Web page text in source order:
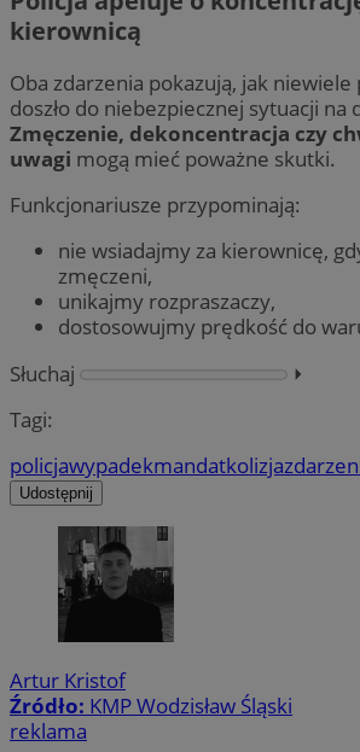
kierownicą
Oba zdarzenia pokazują, jak
doszło do niebezpiecznej sytuacji na
Zmęczenie, dekoncentracja czy
uwagi mogą mieć poważne skutki.
Funkcjonariusze przypominają:
nie wsiadajmy za kierownicę,
zmęczeni,
unikajmy rozpraszaczy,
dostosowujmy prędkość do
Słuchaj
⏵︎
Tagi:
policjawypadekmandatkolizja
Udostępnij
Artur Kristof
Źródło: KMP Wodzisław Śląski
reklama